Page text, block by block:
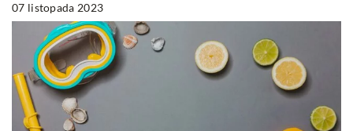
07 listopada 2023